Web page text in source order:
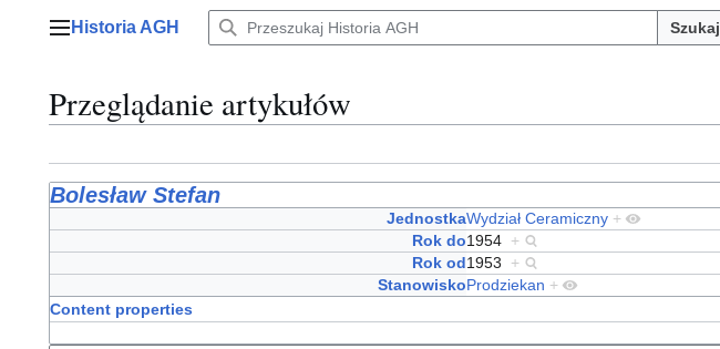
Menu główne
Historia AGH Szukaj
Przeglądanie artykułów
Bolesław Stefan
JednostkaWydział Ceramiczny +
Rok do1954 +
Rok od1953
+
StanowiskoProdziekan +
Content properties